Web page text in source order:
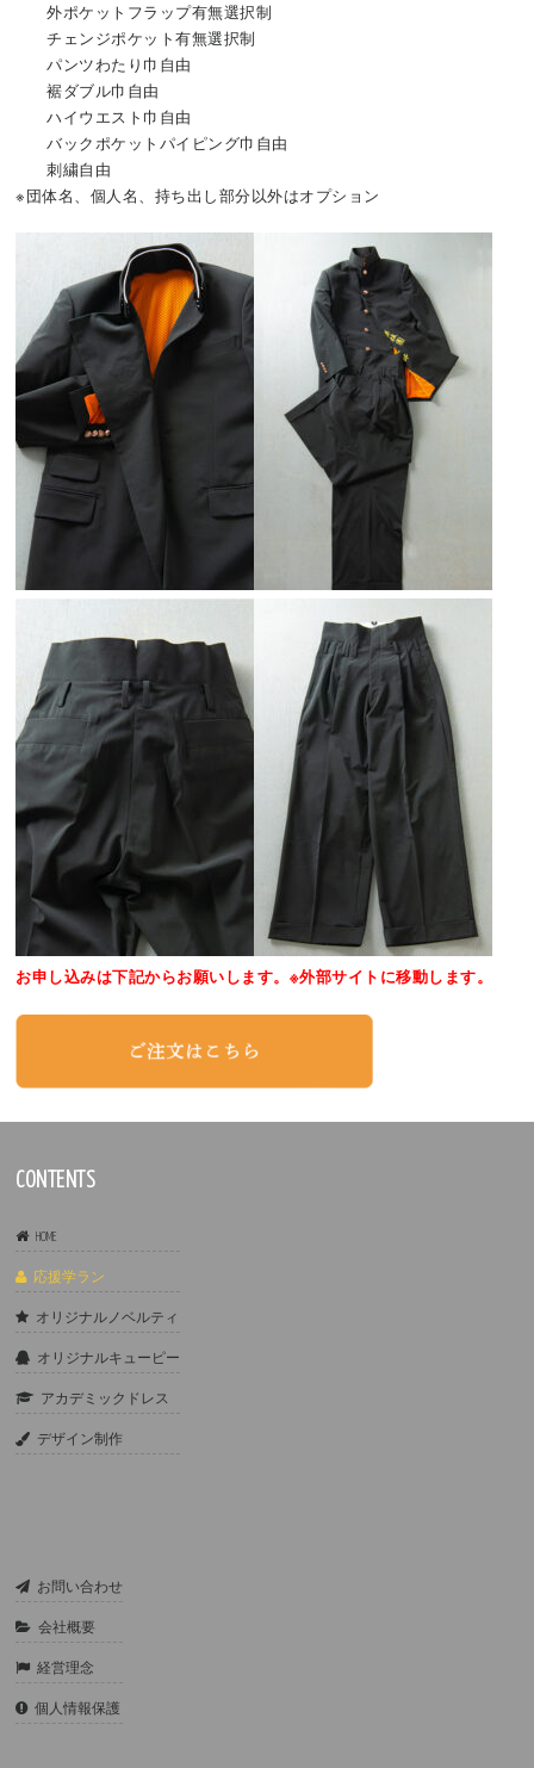
外ポケットフラップ有無選択制
チェンジポケット有無選択制
パンツわたり巾自由
裾ダブル巾自由
ハイウエスト巾自由
バックポケットパイピング巾自由
刺繍自由
※団体名、個人名、持ち出し部分以外はオプション
お申し込みは下記からお願いします。※外部サイトに移動します。
CONTENTS
HOME
応援学ラン
オリジナルノベルティ
オリジナルキューピー
アカデミックドレス
デザイン制作
お問い合わせ
会社概要
経営理念
個人情報保護